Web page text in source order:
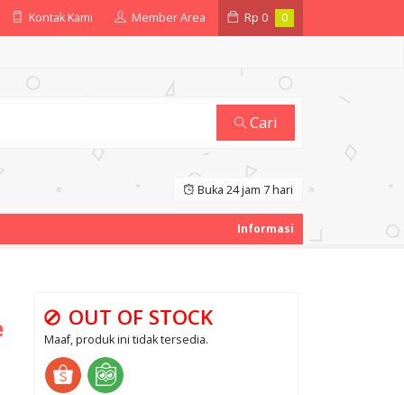
Kontak Kami Member Area Rp 0 0
Cari
Buka 24 jam 7 hari
OUT OF STOCK
Maaf, produk ini tidak tersedia.